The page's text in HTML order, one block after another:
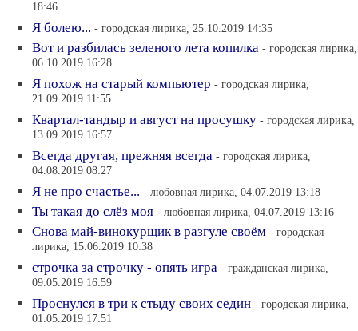
18:46
Я болею... - городская лирика, 25.10.2019 14:35
Вот и разбилась зеленого лета копилка - городская лирика,
06.10.2019 16:28
Я похож на старый компьютер - городская лирика,
21.09.2019 11:55
Квартал-тандыр и август на просушку - городская лирика,
13.09.2019 16:57
Всегда другая, прежняя всегда - городская лирика,
04.08.2019 08:27
Я не про счастье... - любовная лирика, 04.07.2019 13:18
Ты такая до слёз моя - любовная лирика, 04.07.2019 13:16
Снова май-винокурщик в разгуле своём - городская
лирика, 15.06.2019 10:38
строчка за строчку - опять игра - гражданская лирика,
09.05.2019 16:59
Проснулся в три к стыду своих седин - городская лирика,
01.05.2019 17:51